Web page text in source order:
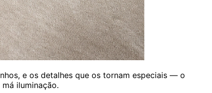
e os detalhes que os tornam especiais — o
iluminação.